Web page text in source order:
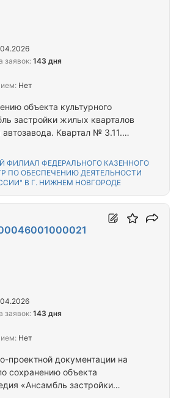
объекта культурного
застройки жилых кварталов
Квартал № 3.11.
проспект Кирова, д. 4 (ЦОКР)
ФИЛИАЛ ФЕДЕРАЛЬНОГО КАЗЕННОГО
ПО ОБЕСПЕЧЕНИЮ ДЕЯТЕЛЬНОСТИ
В Г. НИЖНЕМ НОВГОРОДЕ
заявок: 143 дня
Нет
проектной документации на
сохранению объекта
«Ансамбль застройки
заявок: 143 дня
Нет